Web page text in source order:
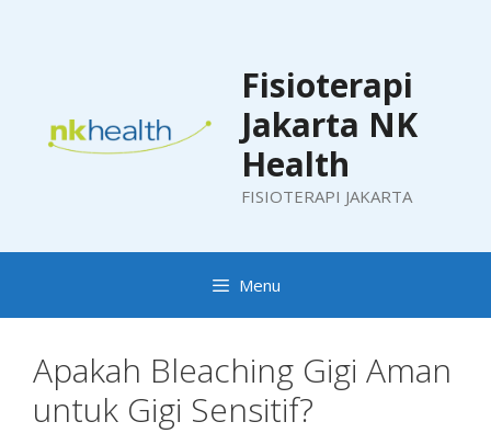
Fisioterapi
Jakarta NK
Health
FISIOTERAPI JAKARTA
Menu
Apakah Bleaching Gigi Aman
untuk Gigi Sensitif?